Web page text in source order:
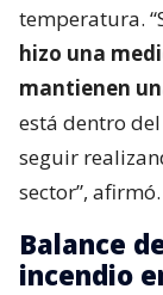
temperatura.
hizo una
mantienen
está dentro
seguir
sector”, afirmó.
Balance
incendio